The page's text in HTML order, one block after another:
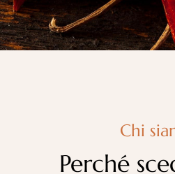
Chi
Perché